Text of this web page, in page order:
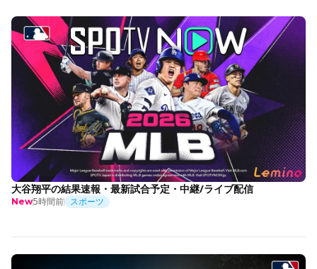
大谷翔平の結果速報・最新試合予定・中継/ライブ配信
New5時間前 スポーツ